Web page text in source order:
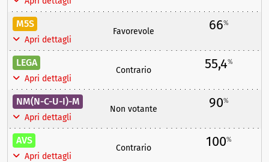
M5S
Apri dettagli
Favorevole 66%
LEGA
Apri dettagli
Contrario 55,4%
NM(N-C-U-I)-M
Apri dettagli
Non votante 90%
AVS
Apri dettagli
Contrario 100%